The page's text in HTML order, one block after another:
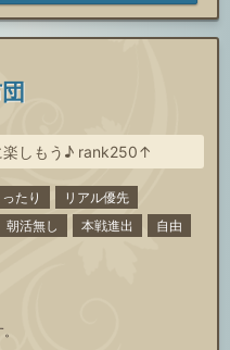
楽しもう♪ rank250↑
ったり
リアル優先
朝活無し 本戦進出 自由